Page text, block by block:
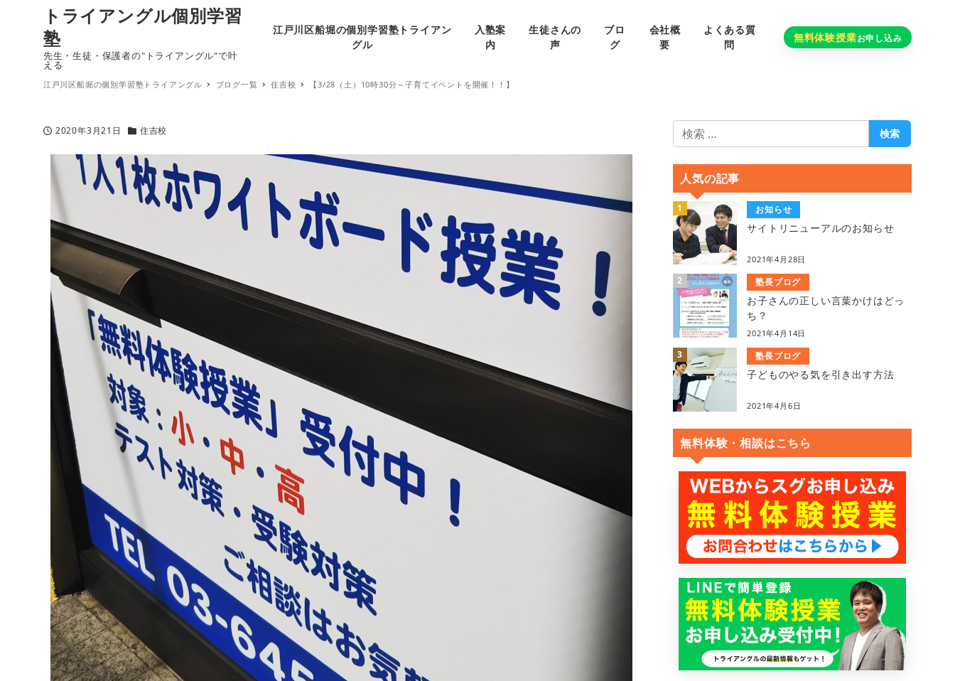
トライアングル個別学習
塾
先生・生徒・保護者の"トライアングル"で叶
える
江戸川区船堀の個別学習塾トライアン
グル
入塾案
内
生徒さんの
声
ブロ
グ
会社概
要
よくある質
問
無料体験授業お申し込み
江戸川区船堀の個別学習塾トライアングル ブログ一覧 住吉校 【3/28（土）10時30分～子育てイベントを開催！！】
投稿日2020年3月21日 カテゴリー
住吉校
検
索
検索
人気の記事
お知らせ
サイトリニューアルのお知らせ
2021年4月28日
塾長ブログ
お子さんの正しい言葉かけはどっ
ち？
2021年4月14日
塾長ブログ
子どものやる気を引き出す方法
2021年4月6日
無料体験・相談はこちら